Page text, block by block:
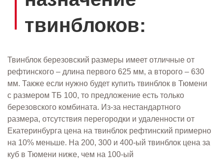
твинблоков:
Твинблок березовский размеры имеет отличные от
рефтинского – длина первого 625 мм, а второго – 630
мм. Также если нужно будет купить твинблок в Тюмени
с размером ТБ 100, то предложение есть только
березовского комбината. Из-за нестандартного
размера, отсутствия перегородки и удаленности от
Екатеринбурга цена на твинблок рефтинский примерно
на 10% меньше. На 200, 300 и 400-ый твинблок цена за
куб в Тюмени ниже, чем на 100-ый